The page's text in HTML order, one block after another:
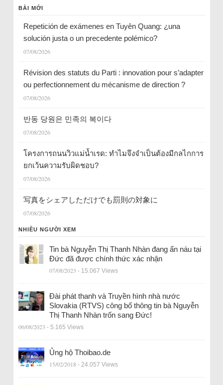
BÀI MỚI
Repetición de exámenes en Tuyên Quang: ¿una
solución justa o un precedente polémico?
07/08/2026
Révision des statuts du Parti : innovation pour s’adapter
ou perfectionnement du mécanisme de direction ?
07/08/2026
반동 당원은 민족의 복이다
07/08/2026
โครงการถนนวิวแม่น้ำเรด: ทำไมจึงจำเป็นต้องมีกลไกการ
ยกเว้นความรับผิดชอบ?
07/08/2026
写真をシェアしただけでも罰則の対象に
07/08/2026
NHIỀU NGƯỜI XEM
Tin bà Nguyễn Thị Thanh Nhàn đang ẩn náu tại
Đức đã được chính thức xác nhận
07/08/2023 - 15.067 Views
Đài phát thanh và Truyền hình nhà nước
Slovakia (RTVS) công bố thông tin bà Nguyễn
Thị Thanh Nhàn trốn sang Đức!
06/08/2023 - 5.165 Views
Ủng hộ Thoibao.de
15/02/2018 - 24.057 Views